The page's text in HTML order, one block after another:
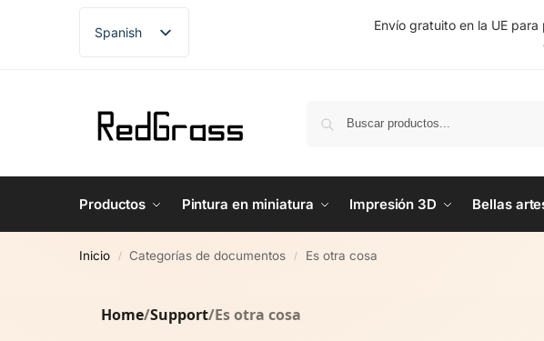
Spanish
English
German
Envío gratuito en la UE
Productos Pintura en miniatura Impresión 3D Bellas
Inicio / Categorías de documentos / Es otra cosa
Home/Support/Es otra cosa